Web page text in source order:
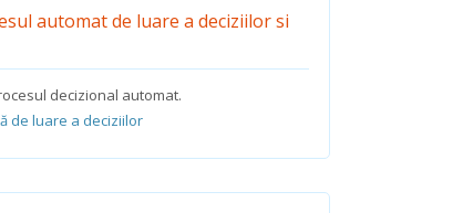
automat de luare a deciziilor si
decizional automat.
de luare a deciziilor